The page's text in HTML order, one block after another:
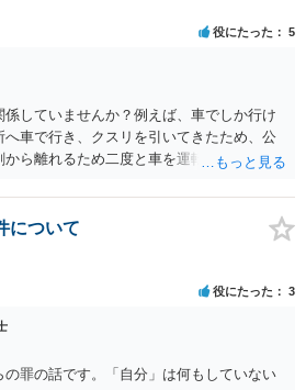
が必要ですが、取り締まりが追いつきま
すね。 また、アマゾンなどでは、独自に新
役にたった 5
していませんか？例えば、車でしか行け
車で行き、クスリを引いてきたため、公
ら離れるため二度と車を運転をしない、
もし、まったく関連性がなく、あなたが言
違反もせず、単純に過失運転致傷を起こし
でも一発で公判請求されるような重大事
るとか、無車検・無保険で後遺障害を生
できないとか。）などでなければ、交通事
、相手方への賠償責任を果たすことができ
であっても、罰金刑で済み、執行猶予を
です。 通勤で車を使われていたり、趣味
について
役にたった 3
の罪の話です。「自分」は何もしていない